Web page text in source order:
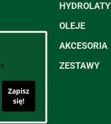
Zapisz
się!
HYDROLATY
OLEJE
AKCESORIA
ZESTAWY